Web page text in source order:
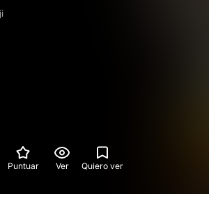
Puntuar Ver Quiero ver